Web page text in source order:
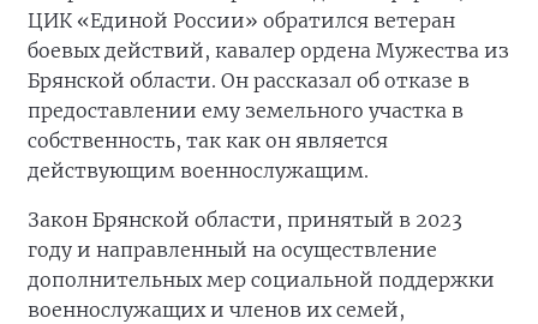
ЦИК «Единой России» обратился ветеран
боевых действий, кавалер ордена Мужества из
Брянской области. Он рассказал об отказе в
предоставлении ему земельного участка в
собственность, так как он является
действующим военнослужащим.
Закон Брянской области, принятый в 2023
году и направленный на осуществление
дополнительных мер социальной поддержки
военнослужащих и членов их семей,